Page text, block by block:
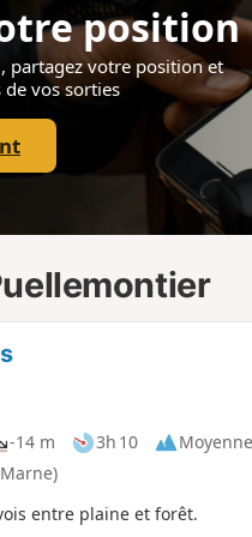
position
partagez votre positionet
vos sorties
-14 m 3h 10
Moyenne
entre plaine et forêt.